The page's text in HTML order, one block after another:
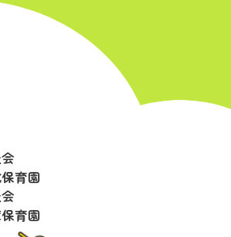
育園
育園